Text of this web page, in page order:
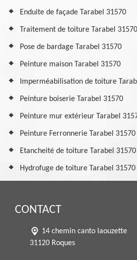
Enduite de façade Tarabel 31570
Traitement de toiture Tarabel 31570
Pose de bardage Tarabel 31570
Peinture maison Tarabel 31570
Imperméabilisation de toiture
Peinture boiserie Tarabel 31570
Peinture mur extérieur Tarabel
Peinture Ferronnerie Tarabel 31570
Etancheité de toiture Tarabel 31570
Hydrofuge de toiture Tarabel 31570
CONTACT
14 chemin canto laouzette
31120 Roques